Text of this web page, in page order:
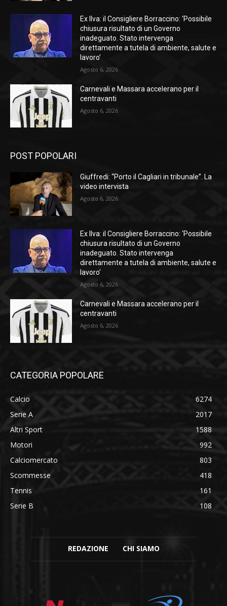
Ex Ilva: il Consigliere Borraccino: ‘Possibile
chiusura risultato di un Governo
inadeguato. Stato intervenga
direttamente a tutela di ambiente, salute e
lavoro’
Agosto 6, 2026
Carnevali e Massara accelerano per il
centravanti
Agosto 6, 2026
POST POPOLARI
Giuffredi: “Porto il Cagliari in tribunale”. La
video intervista
Agosto 6, 2026
Ex Ilva: il Consigliere Borraccino: ‘Possibile
chiusura risultato di un Governo
inadeguato. Stato intervenga
direttamente a tutela di ambiente, salute e
lavoro’
Agosto 6, 2026
Carnevali e Massara accelerano per il
centravanti
Agosto 6, 2026
CATEGORIA POPOLARE
Calcio
6274
Serie A
2017
Altri Sport
1588
Motori
992
Calciomercato
803
Scommesse
418
Tennis
161
Serie B
108
REDAZIONE CHI SIAMO